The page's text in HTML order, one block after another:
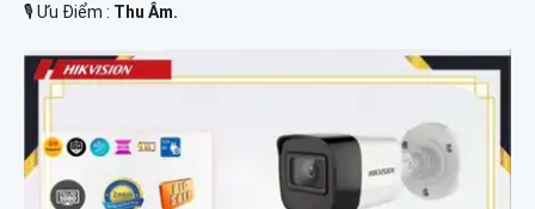
️🎙 Ưu Điểm : Thu Âm.